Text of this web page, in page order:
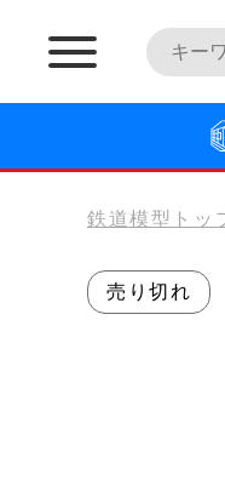
鉄道模型トッ
売り切れ